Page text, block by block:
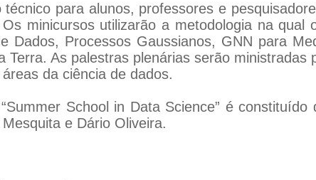
para alunos, professores e
minicursos utilizarão a metodologia na
Dados, Processos Gaussianos, GNN para
Terra. As palestras plenárias serão
da ciência de dados.
School in Data Science” é
e Dário Oliveira.